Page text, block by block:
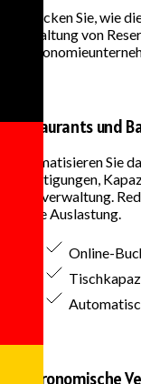
Entdecken Sie, wie
Verwaltung von
Restaurants und
Automatisieren Sie
Bestätigungen,
Tischverwaltung.
Sie die Auslastung.
Online-
Gastronomische